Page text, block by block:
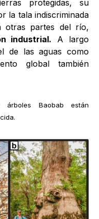
protegidas, su
la tala indiscriminada
otras partes del río,
industrial. A largo
de las aguas como
global también
árboles Baobab están
.